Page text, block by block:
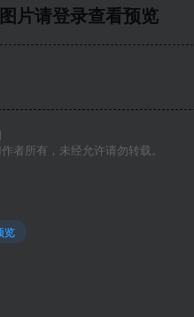
片请登录查看预览
者所有，未经允许请勿转载。
览